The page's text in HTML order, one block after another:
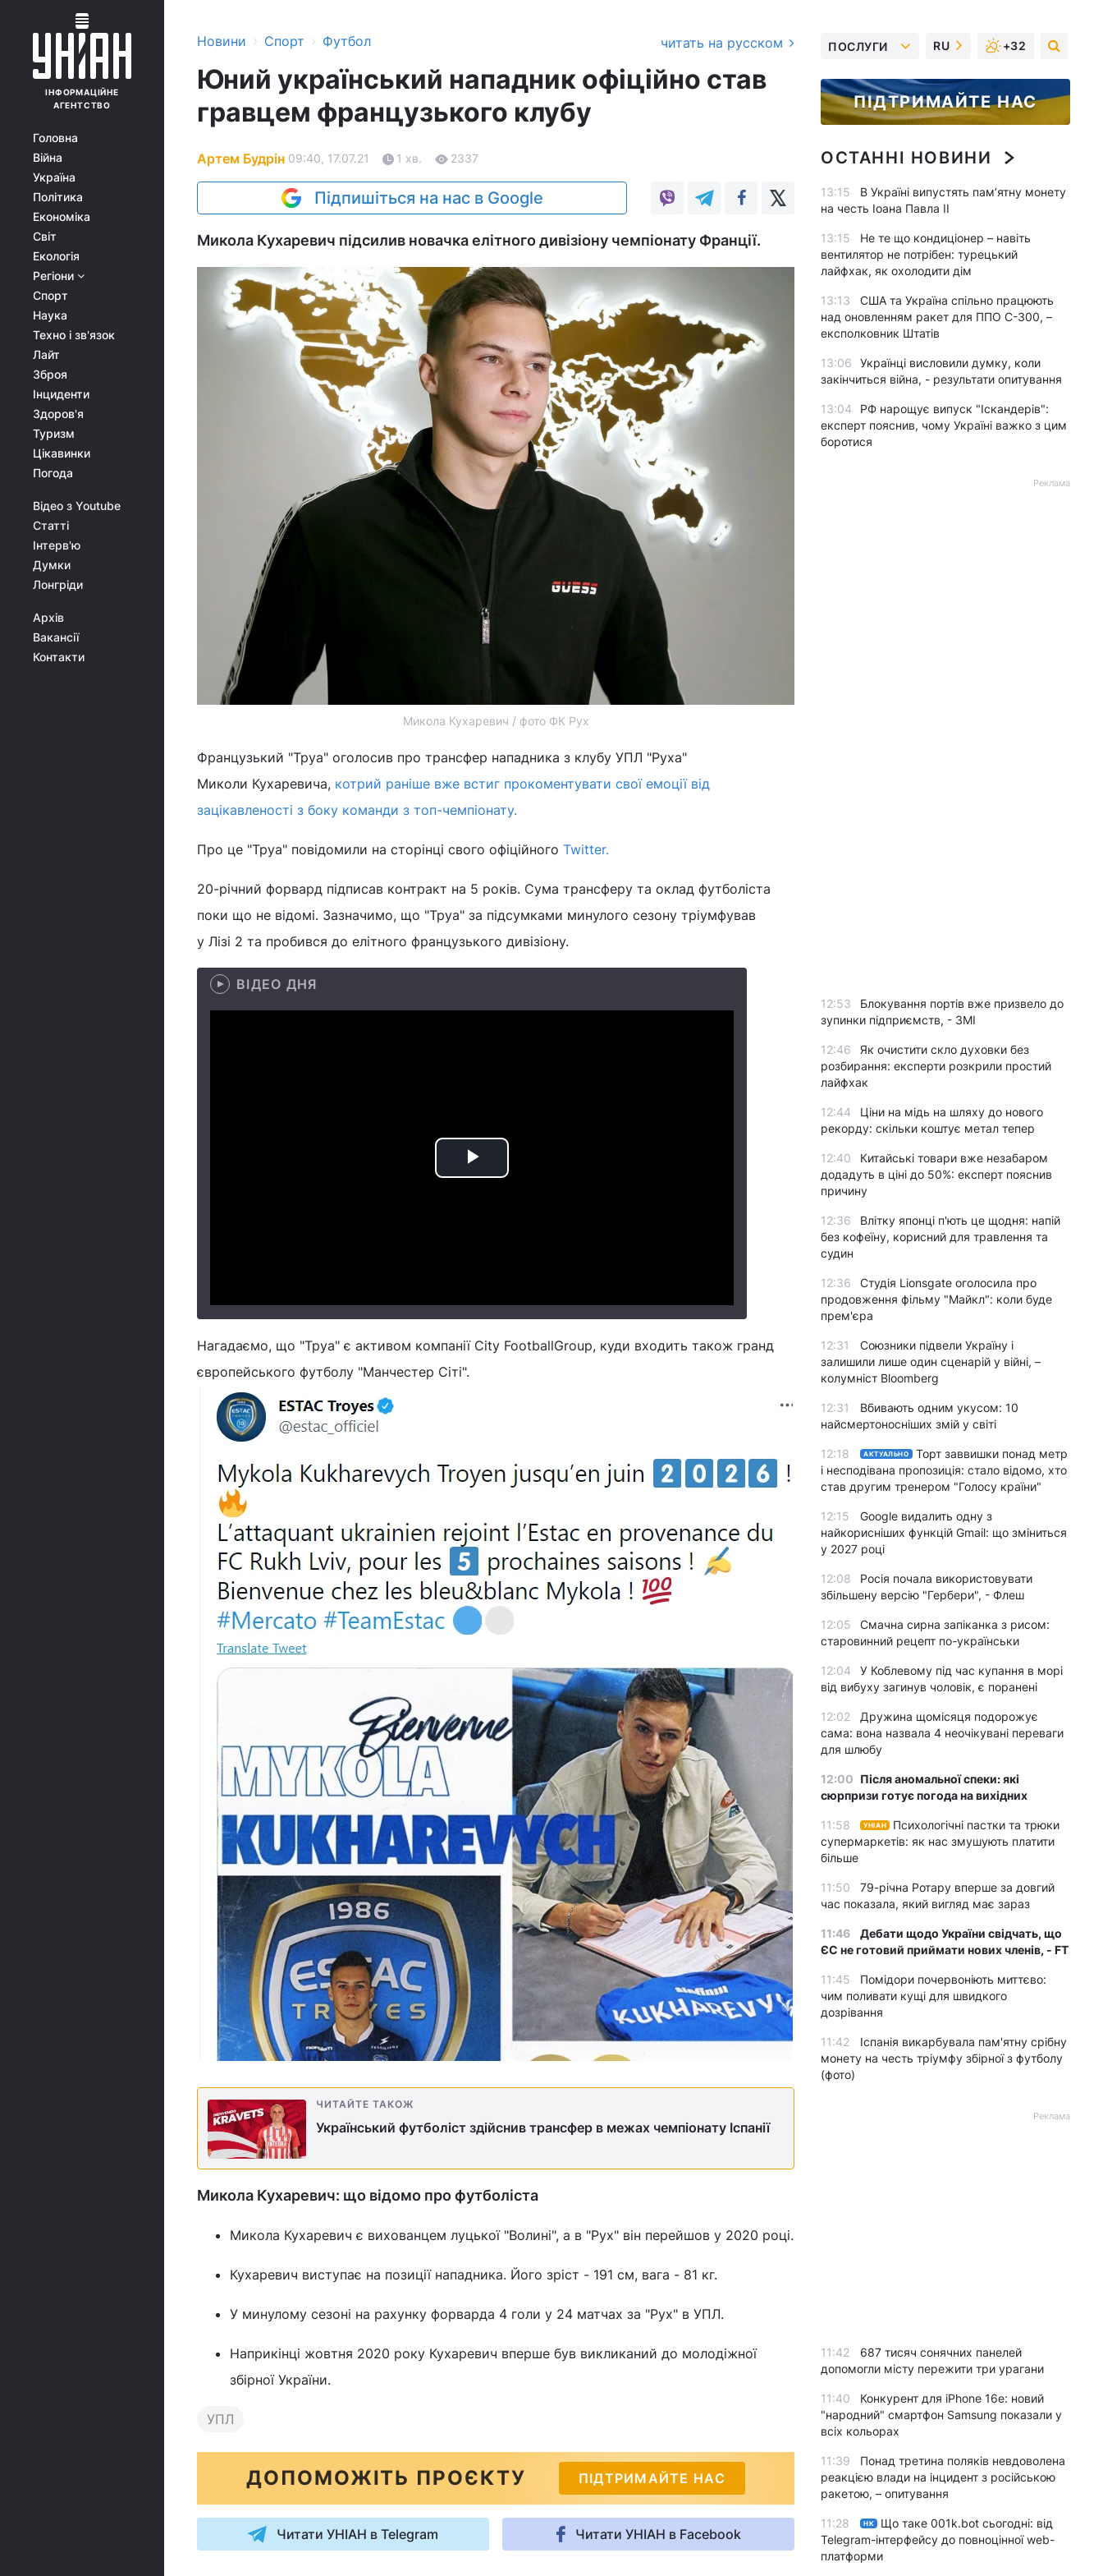
ІНФОРМАЦІЙНЕ
АГЕНТСТВО
Головна
Війна
Україна
Політика
Економіка
Світ
Екологія
Регіони
Спорт
Наука
Техно і зв'язок
Лайт
Зброя
Інциденти
Здоров'я
Туризм
Цікавинки
Погода
Відео з Youtube
Статті
Інтерв'ю
Думки
Лонгріди
Архів
Вакансії
Контакти
Новини › Спорт › Футбол читать на русском
Юний український нападник офіційно став
гравцем французького клубу
Артем Будрін 09:40, 17.07.21 1 хв. 2337
Підпишіться на нас в Google
Микола Кухаревич підсилив новачка елітного дивізіону чемпіонату Франції.
Микола Кухаревич / фото ФК Рух
Французький "Труа" оголосив про трансфер нападника з клубу УПЛ "Руха"
Миколи Кухаревича, котрий раніше вже встиг прокоментувати свої емоції від
зацікавленості з боку команди з топ-чемпіонату.
Про це "Труа" повідомили на сторінці свого офіційного Twitter.
20-річний форвард підписав контракт на 5 років. Сума трансферу та оклад футболіста
поки що не відомі. Зазначимо, що "Труа" за підсумками минулого сезону тріумфував
у Лізі 2 та пробився до елітного французького дивізіону.
ВІДЕО ДНЯ
Play
Нагадаємо, що "Труа" є активом компанії City FootballGroup, куди входить також гранд
європейського футболу "Манчестер Сіті".
ЧИТАЙТЕ ТАКОЖ
Український футболіст здійснив трансфер в межах чемпіонату Іспанії
Микола Кухаревич: що відомо про футболіста
Микола Кухаревич є вихованцем луцької "Волині", а в "Рух" він перейшов у 2020 році.
Кухаревич виступає на позиції нападника. Його зріст - 191 см, вага - 81 кг.
У минулому сезоні на рахунку форварда 4 голи у 24 матчах за "Рух" в УПЛ.
Наприкінці жовтня 2020 року Кухаревич вперше був викликаний до молодіжної
збірної України.
УПЛ
ДОПОМОЖІТЬ ПРОЄКТУ ПІДТРИМАЙТЕ НАС
Читати УНІАН в Telegram Читати УНІАН в Facebook
ПОСЛУГИ RU +32
ПІДТРИМАЙТЕ НАС
ОСТАННІ НОВИНИ
13:15
В Україні випустять пам’ятну монету
на честь Іоана Павла II
13:15
Не те що кондиціонер – навіть
вентилятор не потрібен: турецький
лайфхак, як охолодити дім
13:13
США та Україна спільно працюють
над оновленням ракет для ППО С-300, –
експолковник Штатів
13:06
Українці висловили думку, коли
закінчиться війна, - результати опитування
13:04
РФ нарощує випуск "Іскандерів":
експерт пояснив, чому Україні важко з цим
боротися
Реклама
12:53
Блокування портів вже призвело до
зупинки підприємств, - ЗМІ
12:46
Як очистити скло духовки без
розбирання: експерти розкрили простий
лайфхак
12:44
Ціни на мідь на шляху до нового
рекорду: скільки коштує метал тепер
12:40
Китайські товари вже незабаром
додадуть в ціні до 50%: експерт пояснив
причину
12:36
Влітку японці п'ють це щодня: напій
без кофеїну, корисний для травлення та
судин
12:36
Студія Lionsgate оголосила про
продовження фільму "Майкл": коли буде
прем'єра
12:31
Союзники підвели Україну і
залишили лише один сценарій у війні, –
колумніст Bloomberg
12:31
Вбивають одним укусом: 10
найсмертоносніших змій у світі
12:18 АКТУАЛЬНО
Торт заввишки понад метр
і несподівана пропозиція: стало відомо, хто
став другим тренером "Голосу країни"
12:15
Google видалить одну з
найкорисніших функцій Gmail: що зміниться
у 2027 році
12:08
Росія почала використовувати
збільшену версію "Гербери", - Флеш
12:05
Смачна сирна запіканка з рисом:
старовинний рецепт по-українськи
12:04
У Коблевому під час купання в морі
від вибуху загинув чоловік, є поранені
12:02
Дружина щомісяця подорожує
сама: вона назвала 4 неочікувані переваги
для шлюбу
12:00 Після аномальної спеки: які
сюрпризи готує погода на вихідних
11:58 УНІАН
Психологічні пастки та трюки
супермаркетів: як нас змушують платити
більше
11:50
79-річна Ротару вперше за довгий
час показала, який вигляд має зараз
11:46
Дебати щодо України свідчать, що
ЄС не готовий приймати нових членів, - FT
11:45
Помідори почервоніють миттєво:
чим поливати кущі для швидкого
дозрівання
11:42
Іспанія викарбувала пам'ятну срібну
монету на честь тріумфу збірної з футболу
(фото)
Реклама
11:42
687 тисяч сонячних панелей
допомогли місту пережити три урагани
11:40
Конкурент для iPhone 16e: новий
"народний" смартфон Samsung показали у
всіх кольорах
11:39
Понад третина поляків невдоволена
реакцією влади на інцидент з російською
ракетою, – опитування
11:28 НК
Що таке 001k.bot сьогодні: від
Telegram-інтерфейсу до повноцінної web-
платформи